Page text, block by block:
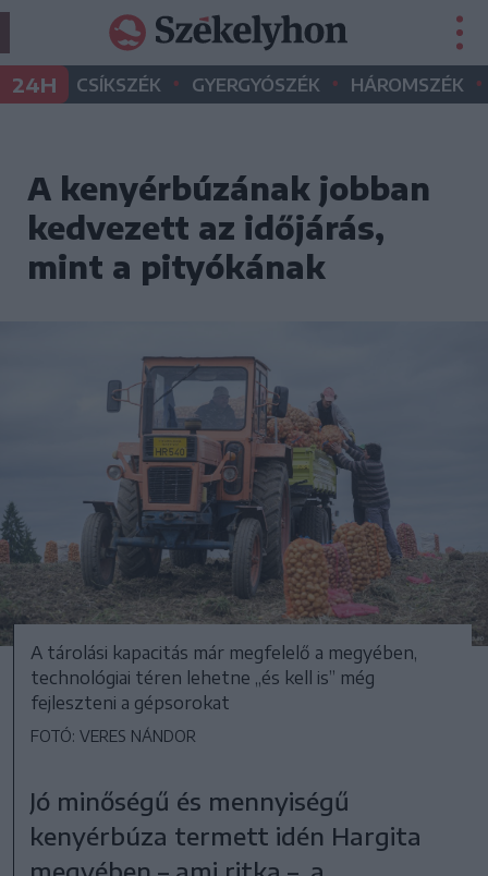
24H CSÍKSZÉK • GYERGYÓSZÉK • HÁROMSZÉK •
A kenyérbúzának jobban
kedvezett az időjárás,
mint a pityókának
A tárolási kapacitás már megfelelő a megyében,
technológiai téren lehetne „és kell is” még
fejleszteni a gépsorokat
FOTÓ: VERES NÁNDOR
Jó minőségű és mennyiségű
kenyérbúza termett idén Hargita